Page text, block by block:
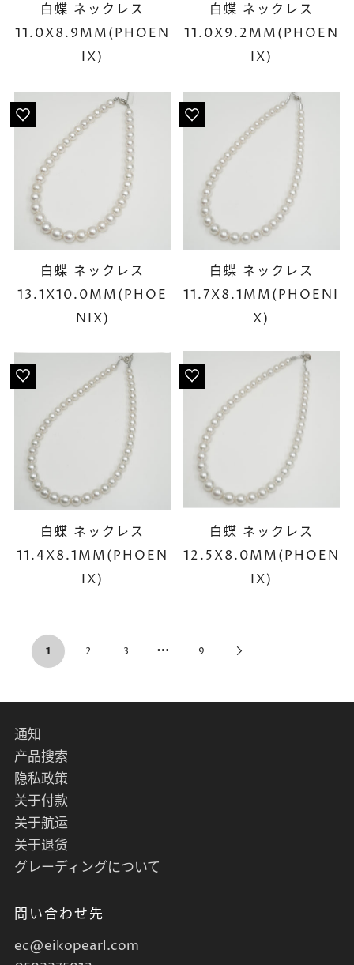
白蝶 ネックレス
11.0X8.9MM(PHOEN
IX)
白蝶 ネックレス
11.0X9.2MM(PHOEN
IX)
白蝶 ネックレス
13.1X10.0MM(PHOE
NIX)
白蝶 ネックレス
11.7X8.1MM(PHOENI
X)
白蝶 ネックレス
11.4X8.1MM(PHOEN
IX)
白蝶 ネックレス
12.5X8.0MM(PHOEN
IX)
1 2 3 … 9
通知
产品搜索
隐私政策
关于付款
关于航运
关于退货
グレーディングについて
問い合わせ先
ec@eikopearl.com